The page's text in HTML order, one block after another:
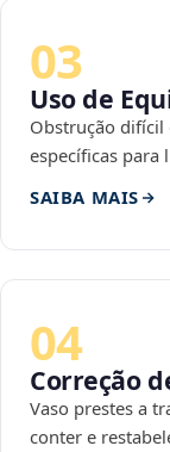
03
Uso de
Obstrução difícil
específicas para
SAIBA MAIS
04
Correção
Vaso prestes a
conter e